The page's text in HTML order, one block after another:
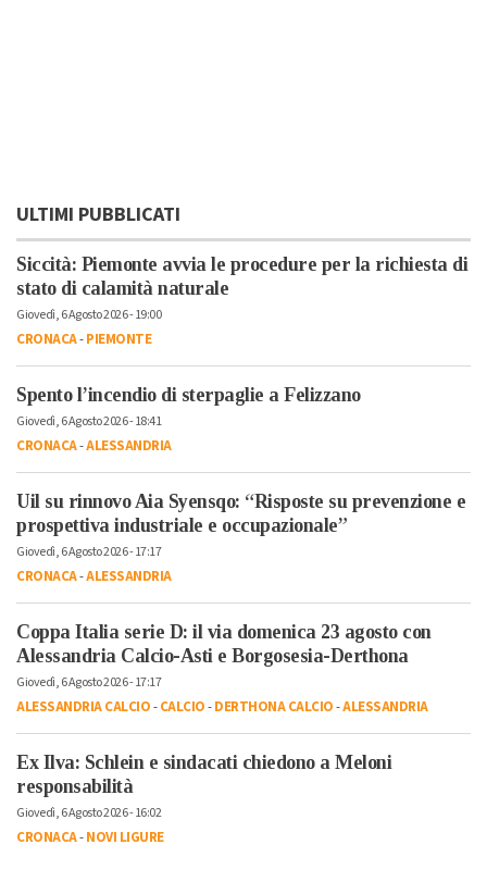
ULTIMI PUBBLICATI
Siccità: Piemonte avvia le procedure per la richiesta di
stato di calamità naturale
Giovedì, 6 Agosto 2026 - 19:00
CRONACA-PIEMONTE
Spento l’incendio di sterpaglie a Felizzano
Giovedì, 6 Agosto 2026 - 18:41
CRONACA-ALESSANDRIA
Uil su rinnovo Aia Syensqo: “Risposte su prevenzione e
prospettiva industriale e occupazionale”
Giovedì, 6 Agosto 2026 - 17:17
CRONACA-ALESSANDRIA
Coppa Italia serie D: il via domenica 23 agosto con
Alessandria Calcio-Asti e Borgosesia-Derthona
Giovedì, 6 Agosto 2026 - 17:17
ALESSANDRIA CALCIO-CALCIO-DERTHONA CALCIO-ALESSANDRIA
Ex Ilva: Schlein e sindacati chiedono a Meloni
responsabilità
Giovedì, 6 Agosto 2026 - 16:02
CRONACA-NOVI LIGURE